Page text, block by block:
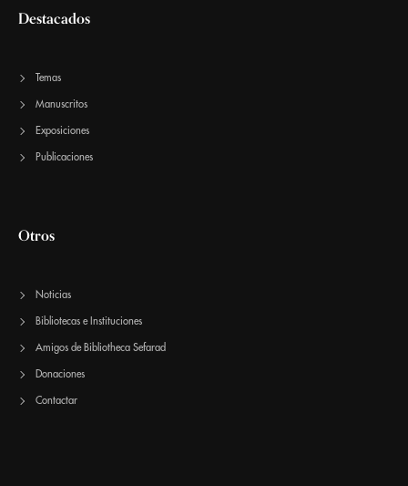
Destacados
Temas
Manuscritos
Exposiciones
Publicaciones
Otros
Noticias
Bibliotecas e Instituciones
Amigos de Bibliotheca Sefarad
Donaciones
Contactar